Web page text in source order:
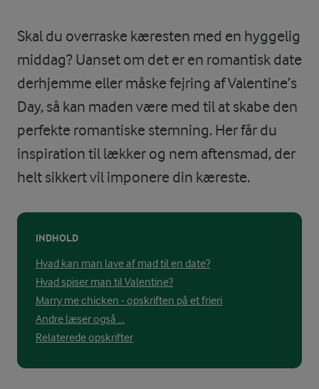
Skal du overraske kæresten med en hyggelig
middag? Uanset om det er en romantisk date
derhjemme eller måske fejring af Valentine’s
Day, så kan maden være med til at skabe den
perfekte romantiske stemning. Her får du
inspiration til lækker og nem aftensmad, der
helt sikkert vil imponere din kæreste.
INDHOLD
Hvad kan man lave af mad til en date?
Hvad spiser man til Valentine?
Marry me chicken - opskriften på et frieri
Andre læser også ...
Relaterede opskrifter